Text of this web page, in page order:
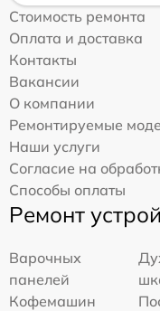
Стоимость ремонта
Оплата и доставка
Контакты
Вакансии
О компании
Ремонтируемые
Наши услуги
Согласие на
Способы оплаты
Ремонт
Варочных
панелей
Кофемашин